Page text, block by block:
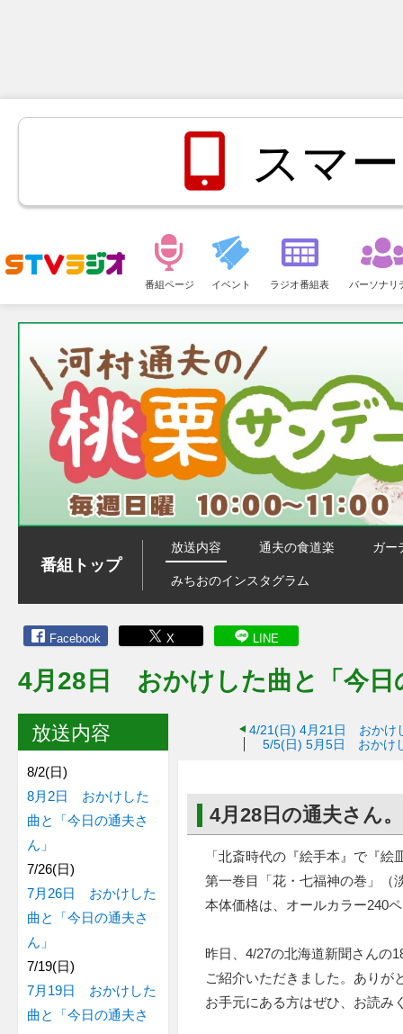
スマ
ュ
番組ページ イベント ラジオ番組表 パーソナリ
番組トップ
放送内容 通夫の食道楽 ガー
みちおのインスタグラム
Facebook X LINE
4月28日 おかけした曲と「今日
4/21(日) 4月21日 おかけ
5/5(日) 5月5日 おかけ
4月28日の通夫さん。
「北斎時代の『絵手本』で『絵
第一巻目「花・七福神の巻」（
本体価格は、オールカラー240
昨日、4/27の北海道新聞さんの
ご紹介いただきました。ありが
お手元にある方はぜひ、お読み
放送内容
8/2(日)
8月2日 おかけした
曲と「今日の通夫さ
ん」
7/26(日)
7月26日 おかけした
曲と「今日の通夫さ
ん」
7/19(日)
7月19日 おかけした
曲と「今日の通夫さ